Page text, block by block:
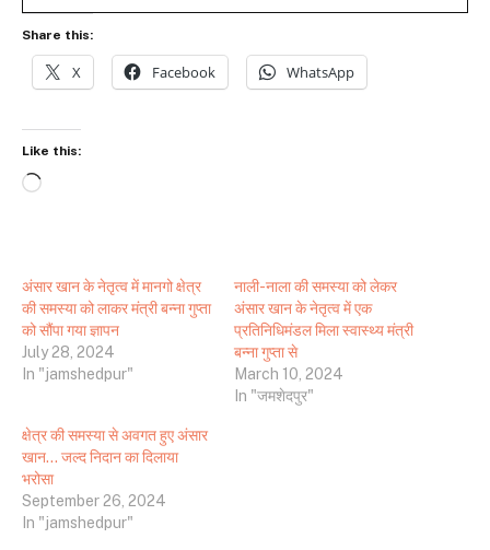
Share this:
X Facebook WhatsApp
Like this:
Loading…
अंसार खान के नेतृत्व में मानगो क्षेत्र
की समस्या को लाकर मंत्री बन्ना गुप्ता
को सौंपा गया ज्ञापन
July 28, 2024
In "jamshedpur"
नाली-नाला की समस्या को लेकर
अंसार खान के नेतृत्व में एक
प्रतिनिधिमंडल मिला स्वास्थ्य मंत्री
बन्ना गुप्ता से
March 10, 2024
In "जमशेदपुर"
क्षेत्र की समस्या से अवगत हुए अंसार
खान… जल्द निदान का दिलाया
भरोसा
September 26, 2024
In "jamshedpur"